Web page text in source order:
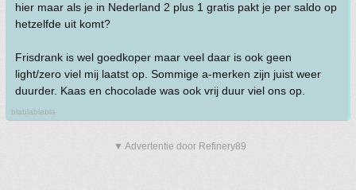
hier maar als je in Nederland 2 plus 1 gratis pakt je per saldo op
hetzelfde uit komt?
Frisdrank is wel goedkoper maar veel daar is ook geen
light/zero viel mij laatst op. Sommige a-merken zijn juist weer
duurder. Kaas en chocolade was ook vrij duur viel ons op.
blablablabla
▼ Advertentie door Refinery89